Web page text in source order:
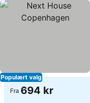
Populært valg
Fra 694 kr